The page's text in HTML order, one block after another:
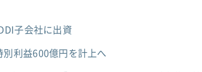
子会社に出資
利益600億円を計上へ